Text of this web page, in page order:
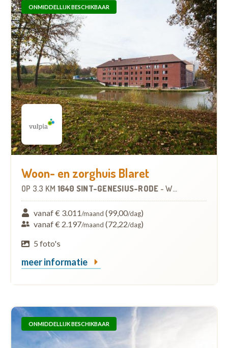
ONMIDDELLIJK BESCHIKBAAR
Woon- en zorghuis Blaret
OP 3.3 KM 1640 SINT-GENESIUS-RODE - WOONZORGCENTRUM (WZC)
vanaf € 3.011/maand (99,00/dag)
vanaf € 2.197/maand (72,22/dag)
5 foto's
meer informatie
ONMIDDELLIJK BESCHIKBAAR